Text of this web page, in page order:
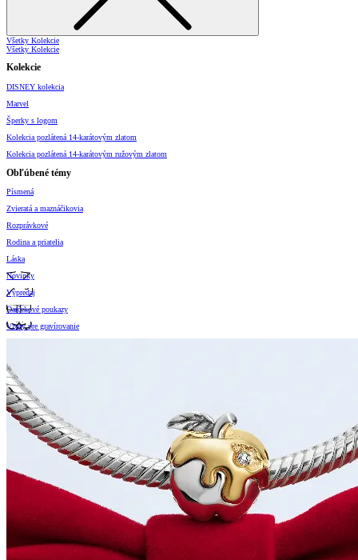
Všetky Kolekcie
Všetky Kolekcie
Kolekcie
DISNEY kolekcia
Marvel
Šperky s logom
Kolekcia pozlátená 14-karátovým zlatom
Kolekcia pozlátená 14-karátovým ružovým zlatom
Obľúbené témy
Písmená
Zvieratá a maznáčikovia
Rozprávkové
Rodina a priatelia
Láska
Novinky
Výpredaj
Darčekové poukazy
Vzory pre gravírovanie